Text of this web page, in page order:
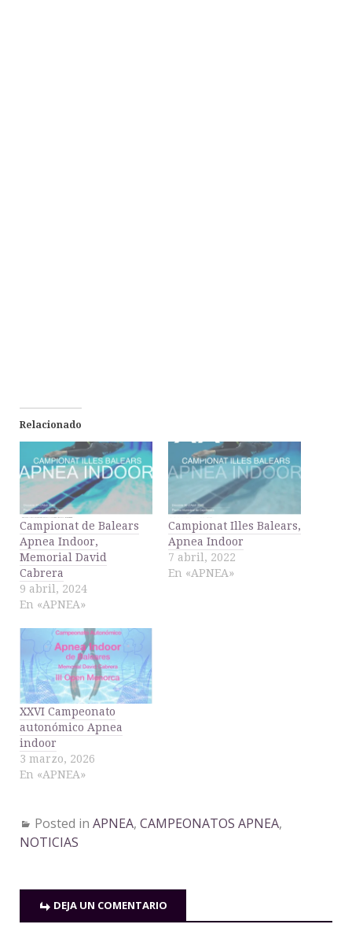
Relacionado
Campionat de Balears
Apnea Indoor,
Memorial David
Cabrera
9 abril, 2024
En «APNEA»
Campionat Illes Balears,
Apnea Indoor
7 abril, 2022
En «APNEA»
XXVI Campeonato
autonómico Apnea
indoor
3 marzo, 2026
En «APNEA»
Posted in APNEA, CAMPEONATOS APNEA,
NOTICIAS
DEJA UN COMENTARIO